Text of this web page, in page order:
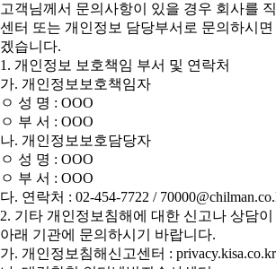
고객님께서 문의사항이 있을 경우 회사를
센터 또는 개인정보 담당부서로 문의하시면
겠습니다.
1. 개인정보 보호책임 부서 및 연락처
가. 개인정보보호책임자
ㅇ 성 명 : OOO
ㅇ 부 서 : OOO
나. 개인정보보호담당자
ㅇ 성 명 : OOO
ㅇ 부 서 : OOO
다. 연락처 : 02-454-7722 /
2. 기타 개인정보침해에 대한 신고나 상담
아래 기관에 문의하시기 바랍니다.
가. 개인정보침해신고센터 :